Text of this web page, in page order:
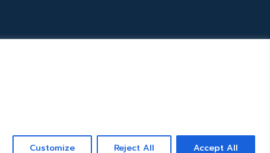
Customize Reject All Accept All